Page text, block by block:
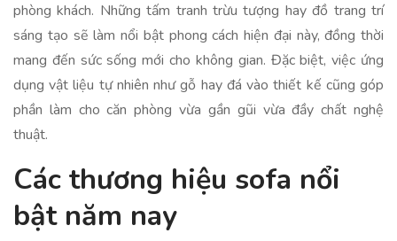
phòng khách. Những tấm tranh trừu tượng hay đồ trang trí
sáng tạo sẽ làm nổi bật phong cách hiện đại này, đồng thời
mang đến sức sống mới cho không gian. Đặc biệt, việc ứng
dụng vật liệu tự nhiên như gỗ hay đá vào thiết kế cũng góp
phần làm cho căn phòng vừa gần gũi vừa đầy chất nghệ
thuật.
Các thương hiệu sofa nổi
bật năm nay